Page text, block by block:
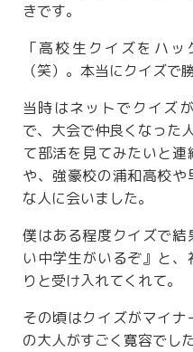
きです。
「高校生クイズをハ
（笑）。本当にクイズで
当時はネットでクイズ
で、大会で仲良くなった
て部活を見てみたいと
や、強豪校の浦和高校
な人に会いました。
僕はある程度クイズで
い中学生がいるぞ』と
りと受け入れてくれて。
その頃はクイズがマイ
の大人がすごく寛容でし